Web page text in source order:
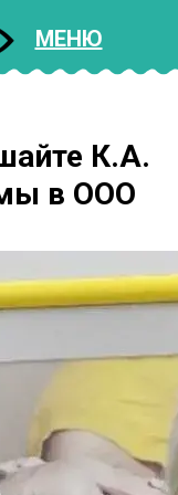
МЕНЮ
И ЦЕНЫ
К.А.
в ООО